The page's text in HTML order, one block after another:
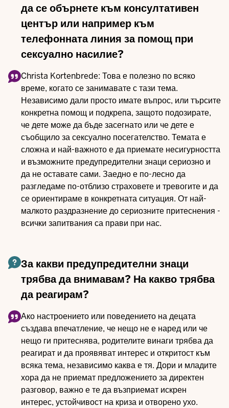
да се обърнете към консултативен
център или например към
телефонната линия за помощ при
сексуално насилие?
Christa Kortenbrede: Това е полезно по всяко
време, когато се занимавате с тази тема.
Независимо дали просто имате въпрос, или търсите
конкретна помощ и подкрепа, защото подозирате,
че дете може да бъде засегнато или че дете е
съобщило за сексуално посегателство. Темата е
сложна и най-важното е да приемате несигурността
и възможните предупредителни знаци сериозно и
да не оставате сами. Заедно е по-лесно да
разгледаме по-отблизо страховете и тревогите и да
се ориентираме в конкретната ситуация. От най-
малкото раздразнение до сериозните притеснения -
всички запитвания са прави при нас.
За какви предупредителни знаци
трябва да внимавам? На какво трябва
да реагирам?
Ако настроението или поведението на децата
създава впечатление, че нещо не е наред или че
нещо ги притеснява, родителите винаги трябва да
реагират и да проявяват интерес и откритост към
всяка тема, независимо каква е тя. Дори и младите
хора да не приемат предложението за директен
разговор, важно е те да възприемат искрен
интерес, устойчивост на криза и отворено ухо.